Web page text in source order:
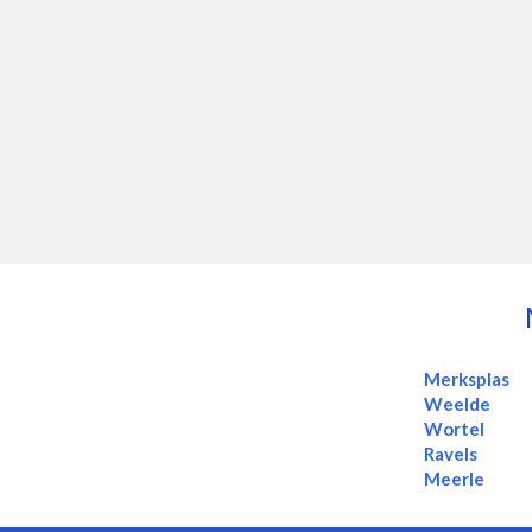
Merksplas
Weelde
Wortel
Ravels
Meerle